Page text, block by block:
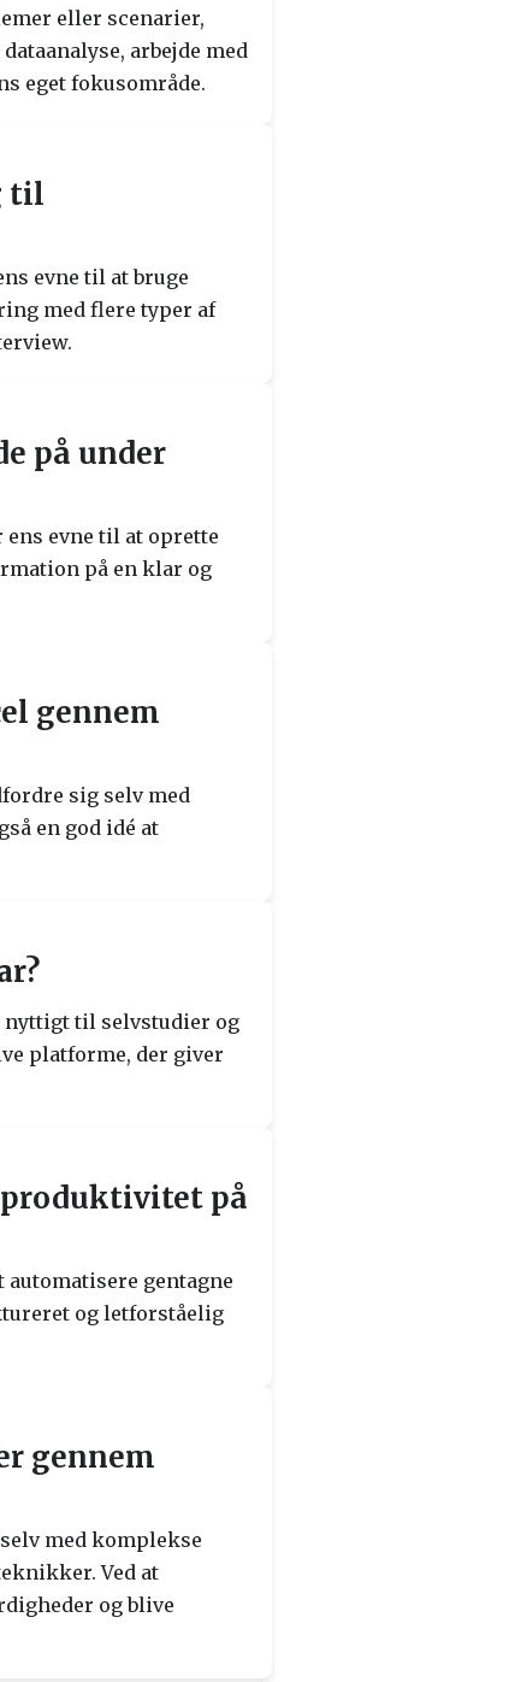
eller scenarier,
arbejde med
eget fokusområde.
til
evne til at bruge
med flere typer af
på under
ens evne til at oprette
på en klar og
gennem
sig selv med
en god idé at
nyttigt til selvstudier og
platforme, der giver
produktivitet på
gentagne
og letforståelig
gennem
med komplekse
Ved at
og blive